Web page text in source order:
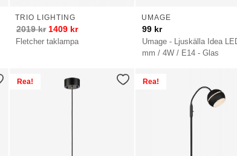
Fletcher taklampa
TRIO LIGHTING
2019kr 1409 kr
Umage - Ljuskälla Idea
mm / 4W / E14 - Glas
UMAGE
99 kr
Rea! Rea!